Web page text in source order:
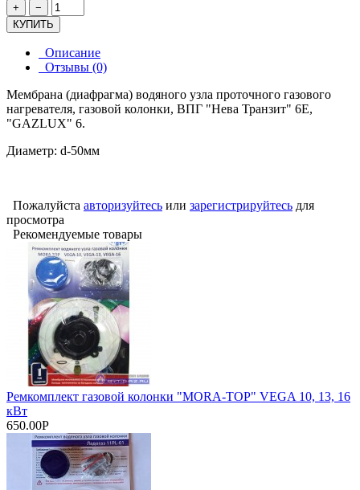
+
−
КУПИТЬ
Описание
Отзывы (0)
Мембрана (диафрагма) водяного узла проточного газового
нагревателя, газовой колонки, ВПГ "Нева Транзит" 6Е,
"GAZLUX" 6.
Диаметр: d-50мм
Пожалуйста авторизуйтесь или зарегистрируйтесь для
просмотра
Рекомендуемые товары
Ремкомплект газовой колонки "MORA-TOP" VEGA 10, 13, 16
кВт
650.00Р